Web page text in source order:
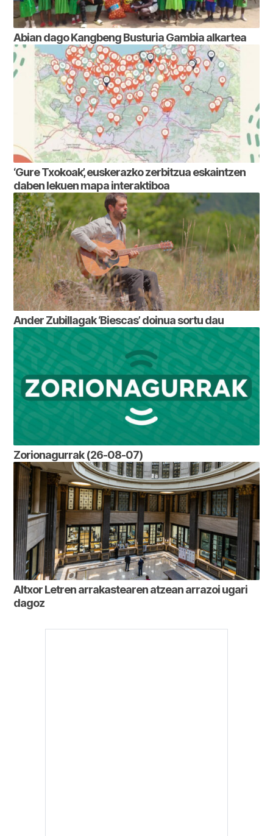
Abian dago Kangbeng Busturia Gambia alkartea
‘Gure Txokoak’, euskerazko zerbitzua eskaintzen
daben lekuen mapa interaktiboa
Ander Zubillagak ‘Biescas’ doinua sortu dau
Zorionagurrak (26-08-07)
Altxor Letren arrakastearen atzean arrazoi ugari
dagoz